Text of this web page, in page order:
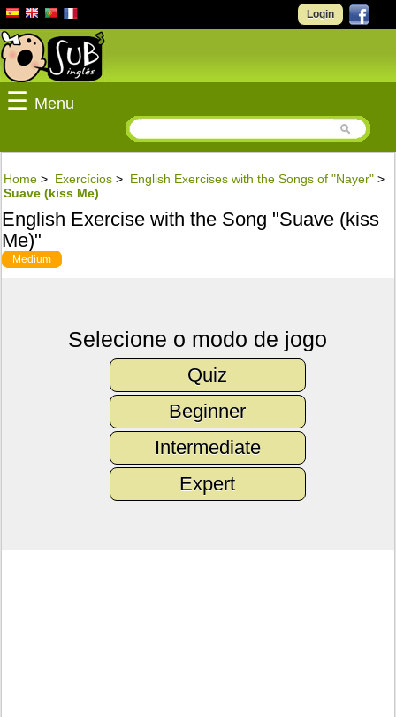
Login
☰ Menu
Home > Exercícios > English Exercises with the Songs of "Nayer" >
Suave (kiss Me)
English Exercise with the Song "Suave (kiss
Me)"
Medium
Selecione o modo de jogo
Quiz
Beginner
Intermediate
Expert